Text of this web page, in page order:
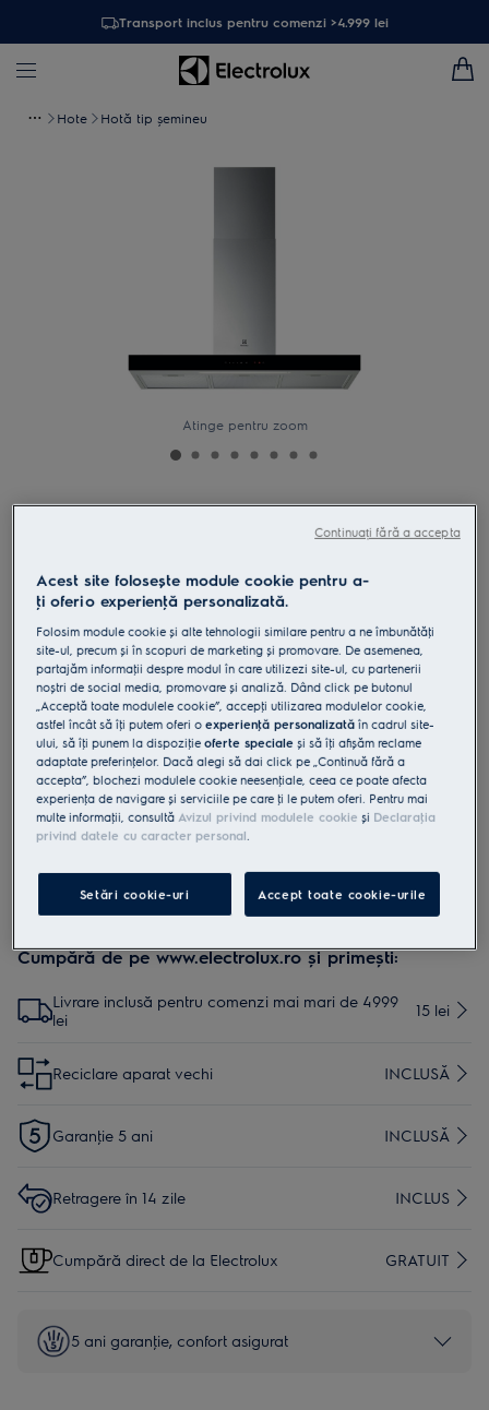
Transport inclus pentru comenzi >4.999 lei
Hote Hotă tip șemineu
Atinge pentru zoom
LFT829X
Hotă șemineu 700 Breeze 730 m³/h
90 cm inox
4.6 (7)
Fișa cu informaţii despre produs
Beneficii
Extracție silențioasă a mirosurilor pentru un aer proaspăt după gătit.
Funcția Breeze împrospătează aerul în mod silențios când ai terminat
de gătit.
Hob2Hood® ajustează hota pe baza setărilor plitei.
conform regulamentului UE 2023/988 sunt enumerate în
capitolele 1 și 2 din manualul de utilizare. Pentru utilizarea în
Cumpără de pe www.electrolux.ro și primești:
Livrare inclusă pentru comenzi mai mari de 4999
lei
15 lei
Reciclare aparat vechi INCLUSĂ
Garanţie 5 ani INCLUSĂ
Retragere în 14 zile INCLUS
Cumpără direct de la Electrolux GRATUIT
5 ani garanţie, confort asigurat
Acest site folosește module cookie pentru a-
ţi oferi o experienţă personalizată.
Folosim module cookie și alte tehnologii similare pentru a ne îmbunătăţi
site-ul, precum și în scopuri de marketing și promovare. De asemenea,
partajăm informaţii despre modul în care utilizezi site-ul, cu partenerii
noștri de social media, promovare și analiză. Dând click pe butonul
„Acceptă toate modulele cookie”, accepţi utilizarea modulelor cookie,
astfel încât să îţi putem oferi oexperienţă personalizată în cadrul site-
ului, să îţi punem la dispoziţieoferte speciale și să îţi afișăm reclame
adaptate preferinţelor. Dacă alegi să dai click pe „Continuă fără a
accepta”, blochezi modulele cookie neesenţiale, ceea ce poate afecta
experienţa de navigare și serviciile pe care ţi le putem oferi. Pentru mai
multe informaţii, consultă Avizul privind modulele cookie și Declaraţia
privind datele cu caracter personal.
Setări cookie-uri Accept toate cookie-urile
Continuați fără a accepta